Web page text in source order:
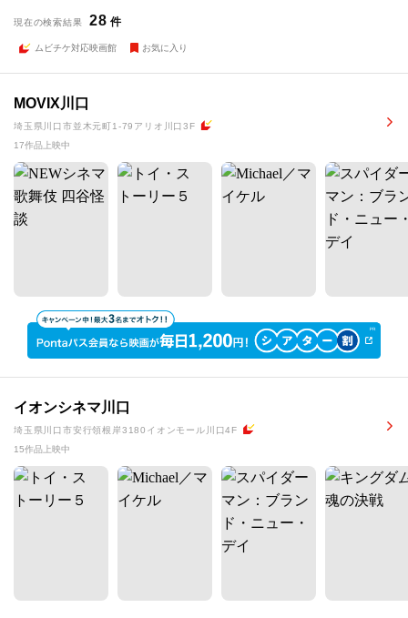
現在の検索結果 28 件
ムビチケ対応映画館 お気に入り
MOVIX川口
埼玉県川口市並木元町1-79アリオ川口3F
17作品上映中
イオンシネマ川口
埼玉県川口市安行領根岸3180イオンモール川口4F
15作品上映中